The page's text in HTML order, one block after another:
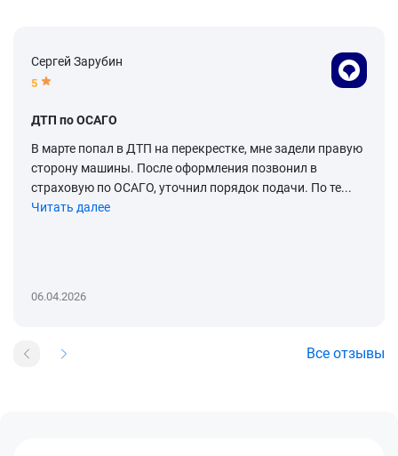
Сергей Зарубин
5
ДТП по ОСАГО
В марте попал в ДТП на перекрестке, мне задели правую
сторону машины. После оформления позвонил в
страховую по ОСАГО, уточнил порядок подачи. По те...
Читать далее
06.04.2026
Все отзывы